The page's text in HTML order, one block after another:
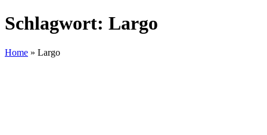
Schlagwort: Largo
Home » Largo